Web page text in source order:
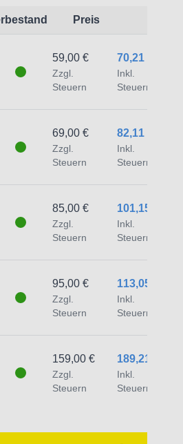
führen.
Netherlands,
Preis
70,21 €
Inkl.
Steuern
59,00 €
Zzgl.
Steuern
82,11 €
Inkl.
Steuern
69,00 €
Zzgl.
Steuern
101,15 €
Inkl.
Steuern
85,00 €
Zzgl.
Steuern
113,05 €
Inkl.
Steuern
95,00 €
Zzgl.
Steuern
189,21 €
Inkl.
Steuern
159,00 €
Zzgl.
Steuern